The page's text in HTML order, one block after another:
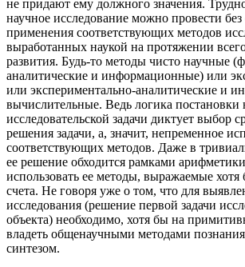
не придают ему должного значения.
научное исследование можно провести
применения соответствующих методов
выработанных наукой на протяжении
развития. Будь-то методы чисто научные
аналитические и информационные) или
или экспериментально-аналитические и
вычислительные. Ведь логика постановки
исследовательской задачи диктует выбор
решения задачи, а, значит, непременное
соответствующих методов. Даже в
ее решение обходится рамками
использовать ее методы, выражаемые
счета. Не говоря уже о том, что для
исследования (решение первой задачи
объекта) необходимо, хотя бы на
владеть общенаучными методами
синтезом.